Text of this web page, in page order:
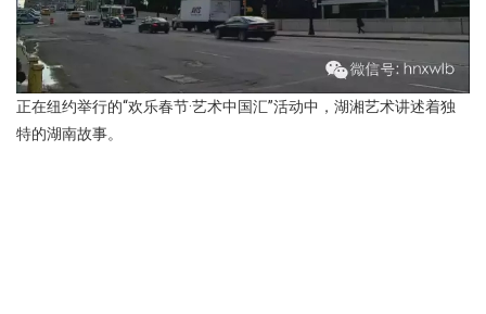
正在纽约举行的“欢乐春节·艺术中国汇”活动中，湖湘艺术讲述着独
特的湖南故事。